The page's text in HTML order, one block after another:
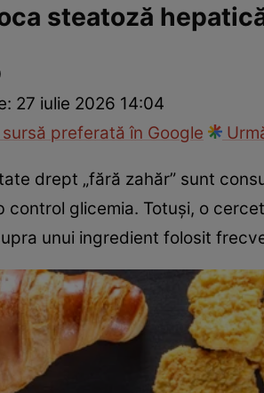
steatoză
27 iulie 2026 14:04
preferată în Google
drept „fără zahăr” sunt
control glicemia. Totuși, o
unui ingredient folosit